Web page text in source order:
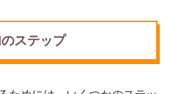
ステップ